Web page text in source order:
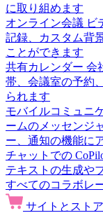
に取り組めます
オンライン会議 ビ
記録、カスタム背
ことができます
共有カレンダー 会
帯、会議室の予約
られます
モバイルコミュニ
ームのメッセンジ
ー、通知の機能に
チャットでの
テキストの生成や
すべてのコラボレ
サイトとストア